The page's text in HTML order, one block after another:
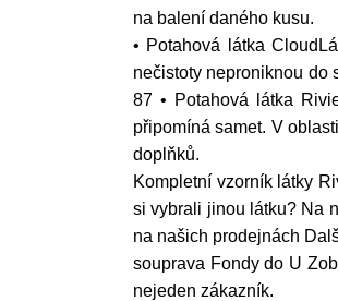
na balení daného kusu.
• Potahová látka
nečistoty neproniknou do
87 • Potahová látka
připomíná samet. V
doplňků.
Kompletní vzorník látky
si vybrali jinou látku? Na
na našich prodejnách
souprava Fondy do U
nejeden zákazník.